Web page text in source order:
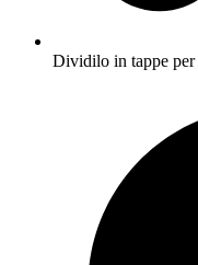
Dividilo in tappe per